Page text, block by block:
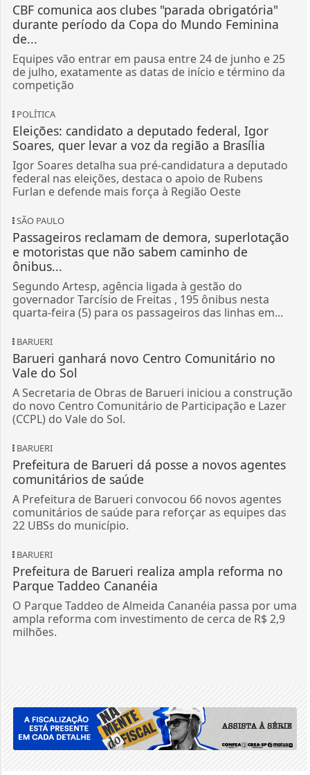
CBF comunica aos clubes "parada obrigatória"
durante período da Copa do Mundo Feminina
de...
Equipes vão entrar em pausa entre 24 de junho e 25
de julho, exatamente as datas de início e término da
competição
POLÍTICA
Eleições: candidato a deputado federal, Igor
Soares, quer levar a voz da região a Brasília
Igor Soares detalha sua pré-candidatura a deputado
federal nas eleições, destaca o apoio de Rubens
Furlan e defende mais força à Região Oeste
SÃO PAULO
Passageiros reclamam de demora, superlotação
e motoristas que não sabem caminho de
ônibus...
Segundo Artesp, agência ligada à gestão do
governador Tarcísio de Freitas , 195 ônibus nesta
quarta-feira (5) para os passageiros das linhas em...
BARUERI
Barueri ganhará novo Centro Comunitário no
Vale do Sol
A Secretaria de Obras de Barueri iniciou a construção
do novo Centro Comunitário de Participação e Lazer
(CCPL) do Vale do Sol.
BARUERI
Prefeitura de Barueri dá posse a novos agentes
comunitários de saúde
A Prefeitura de Barueri convocou 66 novos agentes
comunitários de saúde para reforçar as equipes das
22 UBSs do município.
BARUERI
Prefeitura de Barueri realiza ampla reforma no
Parque Taddeo Cananéia
O Parque Taddeo de Almeida Cananéia passa por uma
ampla reforma com investimento de cerca de R$ 2,9
milhões.